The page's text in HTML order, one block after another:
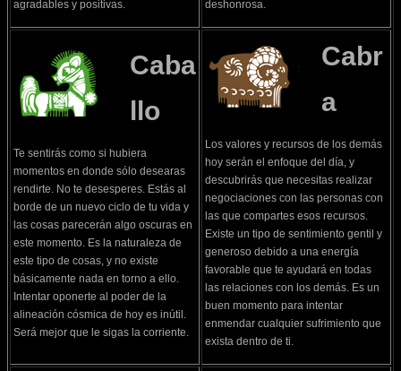
agradables y positivas.
deshonrosa.
Caba
llo
Te sentirás como si hubiera
momentos en donde sólo desearas
rendirte. No te desesperes. Estás al
borde de un nuevo ciclo de tu vida y
las cosas parecerán algo oscuras en
este momento. Es la naturaleza de
este tipo de cosas, y no existe
básicamente nada en torno a ello.
Intentar oponerte al poder de la
alineación cósmica de hoy es inútil.
Será mejor que le sigas la corriente.
Cabr
a
Los valores y recursos de los demás
hoy serán el enfoque del día, y
descubrirás que necesitas realizar
negociaciones con las personas con
las que compartes esos recursos.
Existe un tipo de sentimiento gentil y
generoso debido a una energía
favorable que te ayudará en todas
las relaciones con los demás. Es un
buen momento para intentar
enmendar cualquier sufrimiento que
exista dentro de ti.